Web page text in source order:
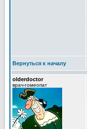
Вернуться к началу
olderdoctor
врач-гомеопат